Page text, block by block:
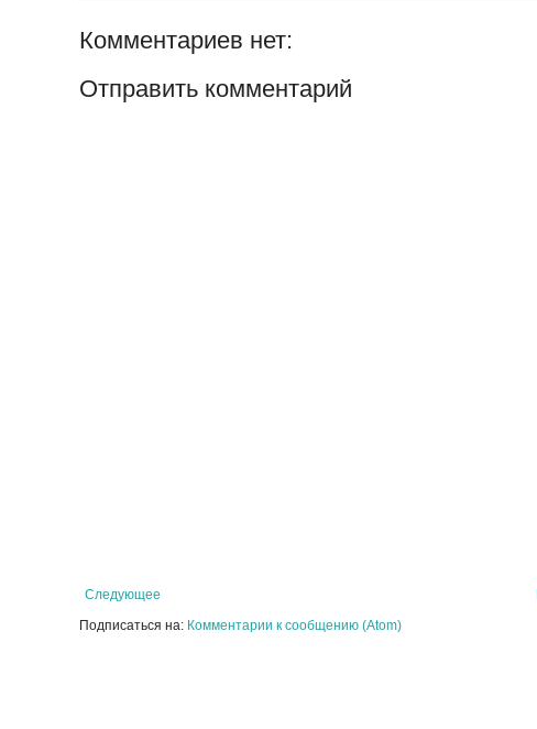
Комментариев нет:
Отправить комментарий
Следующее
Подписаться на: Комментарии к сообщению (Atom)